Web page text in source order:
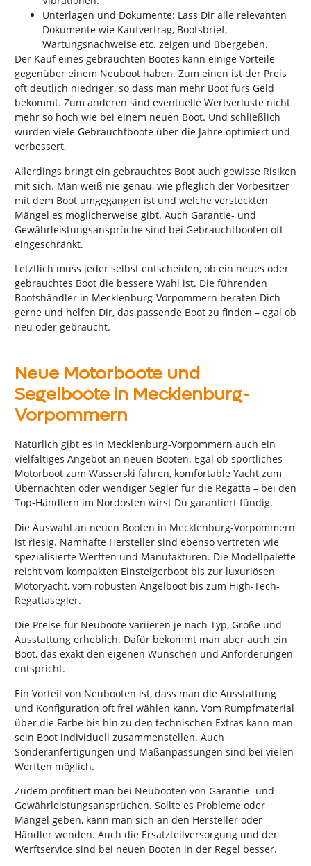
Unterlagen und Dokumente: Lass Dir alle relevanten
Dokumente wie Kaufvertrag, Bootsbrief,
Wartungsnachweise etc. zeigen und übergeben.
Der Kauf eines gebrauchten Bootes kann einige Vorteile
gegenüber einem Neuboot haben. Zum einen ist der Preis
oft deutlich niedriger, so dass man mehr Boot fürs Geld
bekommt. Zum anderen sind eventuelle Wertverluste nicht
mehr so hoch wie bei einem neuen Boot. Und schließlich
wurden viele Gebrauchtboote über die Jahre optimiert und
verbessert.
Allerdings bringt ein gebrauchtes Boot auch gewisse Risiken
mit sich. Man weiß nie genau, wie pfleglich der Vorbesitzer
mit dem Boot umgegangen ist und welche versteckten
Mängel es möglicherweise gibt. Auch Garantie- und
Gewährleistungsansprüche sind bei Gebrauchtbooten oft
eingeschränkt.
Letztlich muss jeder selbst entscheiden, ob ein neues oder
gebrauchtes Boot die bessere Wahl ist. Die führenden
Bootshändler in Mecklenburg-Vorpommern beraten Dich
gerne und helfen Dir, das passende Boot zu finden – egal ob
neu oder gebraucht.
Neue Motorboote und
Segelboote in Mecklenburg-
Vorpommern
Natürlich gibt es in Mecklenburg-Vorpommern auch ein
vielfältiges Angebot an neuen Booten. Egal ob sportliches
Motorboot zum Wasserski fahren, komfortable Yacht zum
Übernachten oder wendiger Segler für die Regatta – bei den
Top-Händlern im Nordosten wirst Du garantiert fündig.
Die Auswahl an neuen Booten in Mecklenburg-Vorpommern
ist riesig. Namhafte Hersteller sind ebenso vertreten wie
spezialisierte Werften und Manufakturen. Die Modellpalette
reicht vom kompakten Einsteigerboot bis zur luxuriösen
Motoryacht, vom robusten Angelboot bis zum High-Tech-
Regattasegler.
Die Preise für Neuboote variieren je nach Typ, Größe und
Ausstattung erheblich. Dafür bekommt man aber auch ein
Boot, das exakt den eigenen Wünschen und Anforderungen
entspricht.
Ein Vorteil von Neubooten ist, dass man die Ausstattung
und Konfiguration oft frei wählen kann. Vom Rumpfmaterial
über die Farbe bis hin zu den technischen Extras kann man
sein Boot individuell zusammenstellen. Auch
Sonderanfertigungen und Maßanpassungen sind bei vielen
Werften möglich.
Zudem profitiert man bei Neubooten von Garantie- und
Gewährleistungsansprüchen. Sollte es Probleme oder
Mängel geben, kann man sich an den Hersteller oder
Händler wenden. Auch die Ersatzteilversorgung und der
Werftservice sind bei neuen Booten in der Regel besser.